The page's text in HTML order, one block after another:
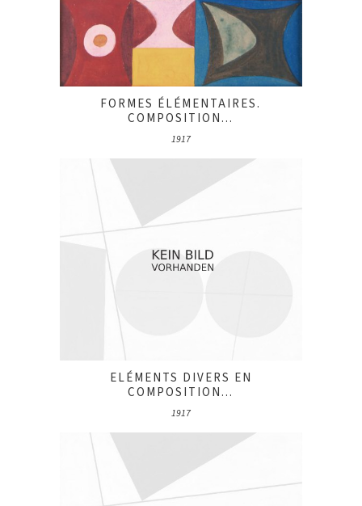
FORMES ÉLÉMENTAIRES.
COMPOSITION...
1917
ELÉMENTS DIVERS EN
COMPOSITION...
1917